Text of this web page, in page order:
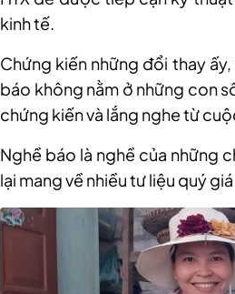
kinh tế.
Chứng kiến những đổi thay
báo không nằm ở những con
chứng kiến và lắng nghe từ
Nghề báo là nghề của những
lại mang về nhiều tư liệu quý